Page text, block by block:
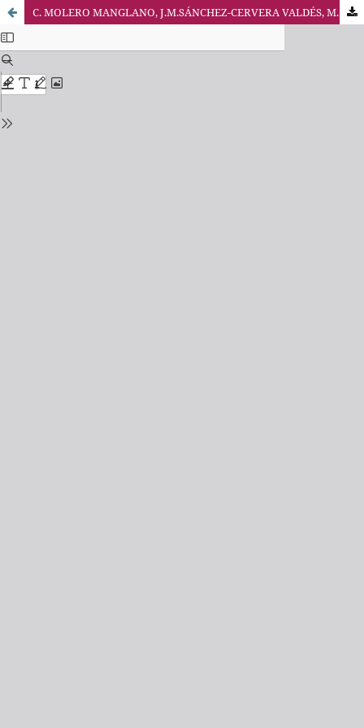
C. MOLERO MANGLANO, J.M.SÁNCHEZ-CERVERA VALDÉS, M. J.LÓPEZ ÁLVAREZ, A. MATORRAS DÍAZ-CANEJA, Manual de Derecho del Trabajo